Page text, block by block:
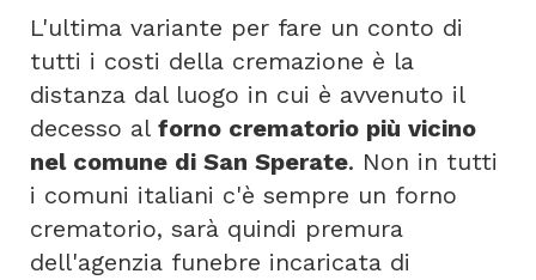
L'ultima variante per fare un conto di
tutti i costi della cremazione è la
distanza dal luogo in cui è avvenuto il
decesso al forno crematorio più vicino
nel comune di San Sperate. Non in tutti
i comuni italiani c'è sempre un forno
crematorio, sarà quindi premura
dell'agenzia funebre incaricata di